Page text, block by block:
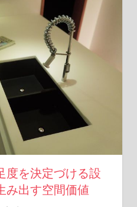
度を決定づける設
み出す空間価値